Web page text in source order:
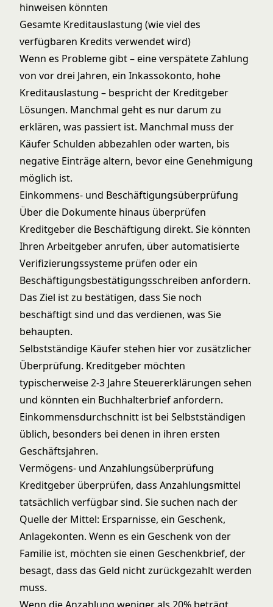
hinweisen könnten
Gesamte Kreditauslastung (wie viel des
verfügbaren Kredits verwendet wird)
Wenn es Probleme gibt – eine verspätete Zahlung
von vor drei Jahren, ein Inkassokonto, hohe
Kreditauslastung – bespricht der Kreditgeber
Lösungen. Manchmal geht es nur darum zu
erklären, was passiert ist. Manchmal muss der
Käufer Schulden abbezahlen oder warten, bis
negative Einträge altern, bevor eine Genehmigung
möglich ist.
Einkommens- und Beschäftigungsüberprüfung
Über die Dokumente hinaus überprüfen
Kreditgeber die Beschäftigung direkt. Sie könnten
Ihren Arbeitgeber anrufen, über automatisierte
Verifizierungssysteme prüfen oder ein
Beschäftigungsbestätigungsschreiben anfordern.
Das Ziel ist zu bestätigen, dass Sie noch
beschäftigt sind und das verdienen, was Sie
behaupten.
Selbstständige Käufer stehen hier vor zusätzlicher
Überprüfung. Kreditgeber möchten
typischerweise 2-3 Jahre Steuererklärungen sehen
und könnten ein Buchhalterbrief anfordern.
Einkommensdurchschnitt ist bei Selbstständigen
üblich, besonders bei denen in ihren ersten
Geschäftsjahren.
Vermögens- und Anzahlungsüberprüfung
Kreditgeber überprüfen, dass Anzahlungsmittel
tatsächlich verfügbar sind. Sie suchen nach der
Quelle der Mittel: Ersparnisse, ein Geschenk,
Anlagekonten. Wenn es ein Geschenk von der
Familie ist, möchten sie einen Geschenkbrief, der
besagt, dass das Geld nicht zurückgezahlt werden
muss.